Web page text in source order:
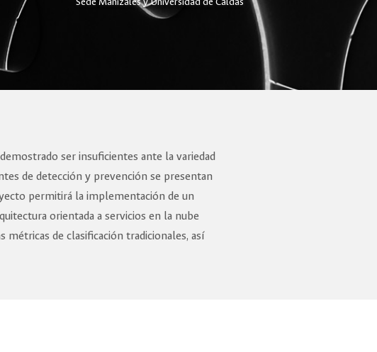
Sede Manizales y Universidad de Caldas
ser insuficientes ante la variedad
de detección y prevención se presentan
permitirá la implementación de un
orientada a servicios en la nube
métricas de clasificación tradicionales, así